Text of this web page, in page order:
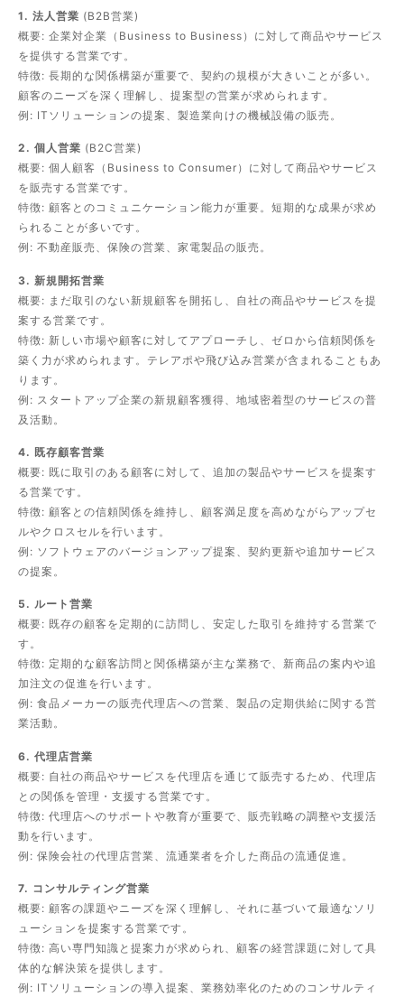
1. 法人営業 (B2B営業)
概要: 企業対企業（Business to Business）に対して商品やサービス
を提供する営業です。
特徴: 長期的な関係構築が重要で、契約の規模が大きいことが多い。
顧客のニーズを深く理解し、提案型の営業が求められます。
例: ITソリューションの提案、製造業向けの機械設備の販売。
2. 個人営業 (B2C営業)
概要: 個人顧客（Business to Consumer）に対して商品やサービス
を販売する営業です。
特徴: 顧客とのコミュニケーション能力が重要。短期的な成果が求め
られることが多いです。
例: 不動産販売、保険の営業、家電製品の販売。
3. 新規開拓営業
概要: まだ取引のない新規顧客を開拓し、自社の商品やサービスを提
案する営業です。
特徴: 新しい市場や顧客に対してアプローチし、ゼロから信頼関係を
築く力が求められます。テレアポや飛び込み営業が含まれることもあ
ります。
例: スタートアップ企業の新規顧客獲得、地域密着型のサービスの普
及活動。
4. 既存顧客営業
概要: 既に取引のある顧客に対して、追加の製品やサービスを提案す
る営業です。
特徴: 顧客との信頼関係を維持し、顧客満足度を高めながらアップセ
ルやクロスセルを行います。
例: ソフトウェアのバージョンアップ提案、契約更新や追加サービス
の提案。
5. ルート営業
概要: 既存の顧客を定期的に訪問し、安定した取引を維持する営業で
す。
特徴: 定期的な顧客訪問と関係構築が主な業務で、新商品の案内や追
加注文の促進を行います。
例: 食品メーカーの販売代理店への営業、製品の定期供給に関する営
業活動。
6. 代理店営業
概要: 自社の商品やサービスを代理店を通じて販売するため、代理店
との関係を管理・支援する営業です。
特徴: 代理店へのサポートや教育が重要で、販売戦略の調整や支援活
動を行います。
例: 保険会社の代理店営業、流通業者を介した商品の流通促進。
7. コンサルティング営業
概要: 顧客の課題やニーズを深く理解し、それに基づいて最適なソリ
ューションを提案する営業です。
特徴: 高い専門知識と提案力が求められ、顧客の経営課題に対して具
体的な解決策を提供します。
例: ITソリューションの導入提案、業務効率化のためのコンサルティ